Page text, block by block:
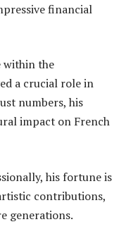
financial
within the
a crucial role in
numbers, his
impact on French
his fortune is
contributions,
generations.